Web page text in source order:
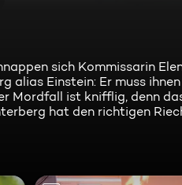
sich Kommissarin
alias Einstein: Er muss
Mordfall ist knifflig, denn
hat den richtigen